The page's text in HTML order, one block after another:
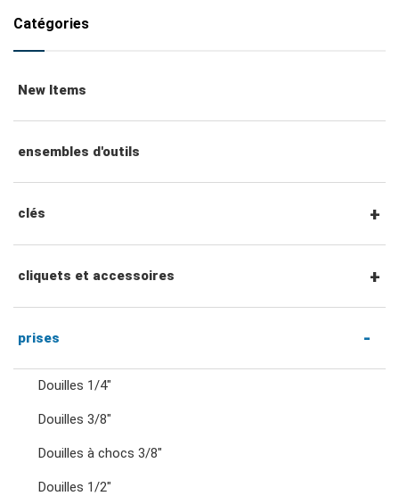
Catégories
New Items
ensembles d'outils
clés
clés mixtes
clés mixtes à cliquet
clés à double anneau
clés à cliquet à double anneau
cliquets et accessoires
Cliquets et accessoires à entraînement
Cliquets et poignées à entraînement 1/4"
Accessoires entraînement 1/4"
prises
Douilles 1/4"
Douilles 3/8"
Douilles à chocs 3/8"
Douilles 1/2"